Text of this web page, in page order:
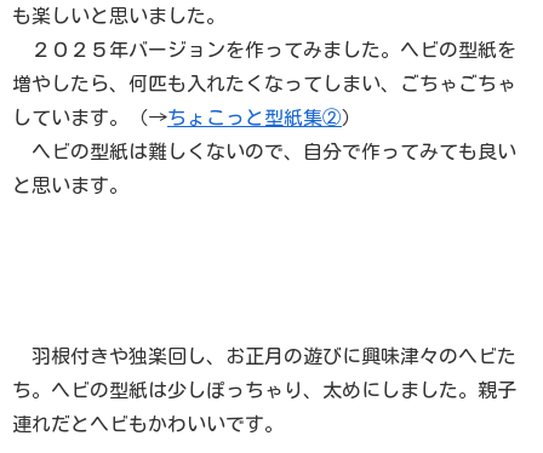
も楽しいと思いました。
２０２５年バージョンを作ってみました。ヘビの型紙を
増やしたら、何匹も入れたくなってしまい、ごちゃごちゃ
しています。（→ちょこっと型紙集②）
ヘビの型紙は難しくないので、自分で作ってみても良い
と思います。
羽根付きや独楽回し、お正月の遊びに興味津々のヘビた
ち。ヘビの型紙は少しぽっちゃり、太めにしました。親子
連れだとヘビもかわいいです。